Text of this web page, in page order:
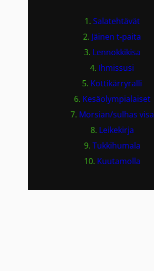
1. Salatehtävät
2. Jäinen t-paita
3. Lennokkikisa
4. Ihmissusi
5. Kottikärryralli
6. Kesäolympialaiset
7. Morsian/sulhas visa
8. Leikekirja
9. Tukkihumala
10. Kuutamolla